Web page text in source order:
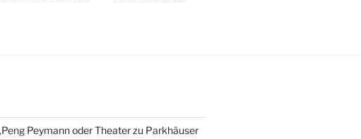
Peymann oder Theater zu Parkhäuser